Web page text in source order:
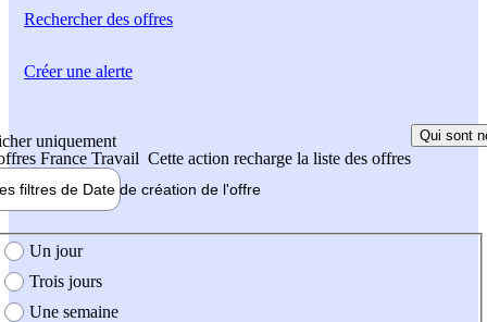
Rechercherdes offres
uniquement
France Travail Cette action recharge la liste des offres
Qui sont
filtres de Date de création de l'offre
création de l'offre
Un jour
Trois jours
Une semaine
Créer une alerte